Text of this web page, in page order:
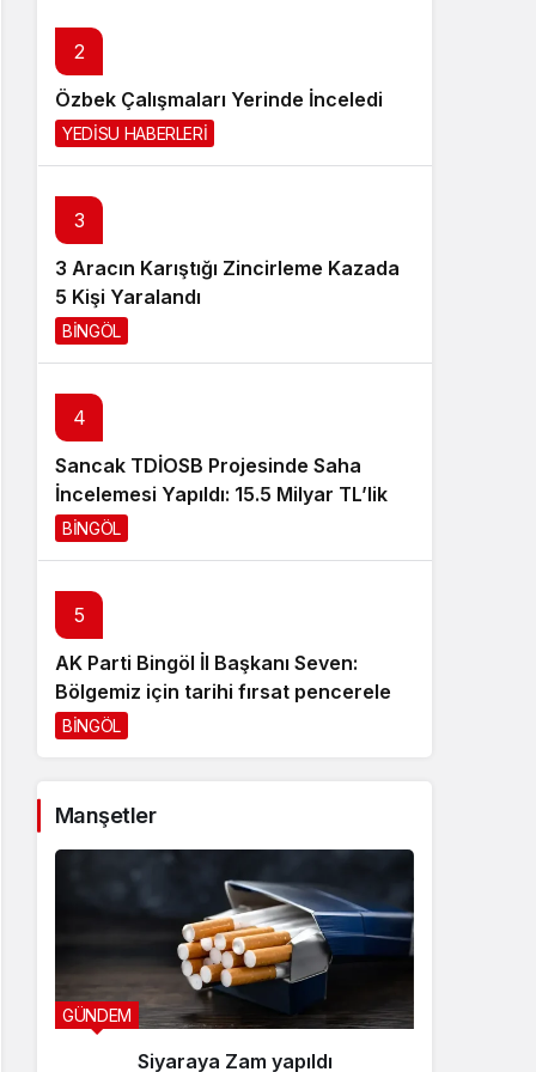
2
Özbek Çalışmaları Yerinde İnceledi
YEDİSU HABERLERİ
3
3 Aracın Karıştığı Zincirleme Kazada
5 Kişi Yaralandı
BİNGÖL
4
Sancak TDİOSB Projesinde Saha
İncelemesi Yapıldı: 15.5 Milyar TL’lik
Dev Yatırım
BİNGÖL
5
AK Parti Bingöl İl Başkanı Seven:
Bölgemiz için tarihi fırsat pencereleri
açılıyor
BİNGÖL
Manşetler
GÜNDEM
Siyaraya Zam yapıldı